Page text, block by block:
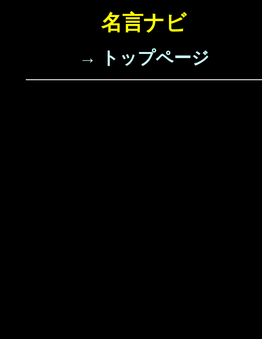
名言ナビ
→ トップページ